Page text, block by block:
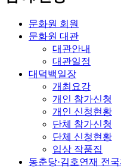
문화원 회원
문화원 대관
대관안내
대관일정
대덕백일장
개최요강
개인 참가신청
개인 신청현황
단체 참가신청
단체 신청현황
입상 작품집
동춘당·김호연재 전